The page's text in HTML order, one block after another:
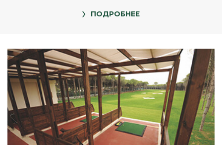
ПОДРОБНЕЕ